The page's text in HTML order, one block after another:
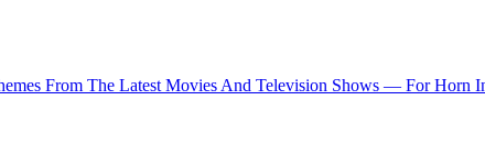
From The Latest Movies And Television Shows — For Horn